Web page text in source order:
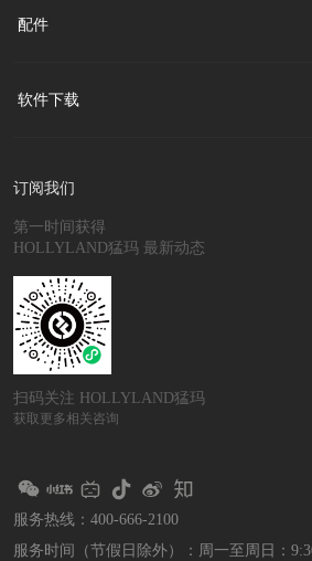
配件
软件下载
订阅我们
第一时间获得
HOLLYLAND猛玛 最新动态
扫码关注 HOLLYLAND猛玛
获取更多相关咨询
服务热线：400-666-2100
服务时间（节假日除外）： 周一至周日：